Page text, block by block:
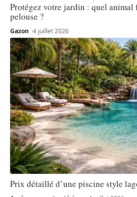
Protégez votre jardin : quel
pelouse ?
Gazon 4 juillet 2026
Prix détaillé d’une piscine style